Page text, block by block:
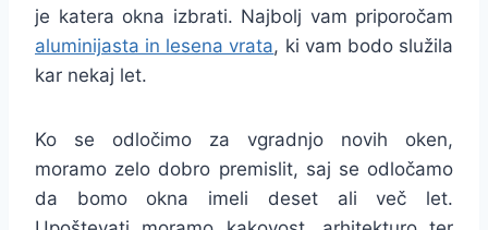
je katera okna izbrati. Najbolj vam priporočam
aluminijasta in lesena vrata, ki vam bodo služila
kar nekaj let.
Ko se odločimo za vgradnjo novih oken,
moramo zelo dobro premislit, saj se odločamo
da bomo okna imeli deset ali več let.